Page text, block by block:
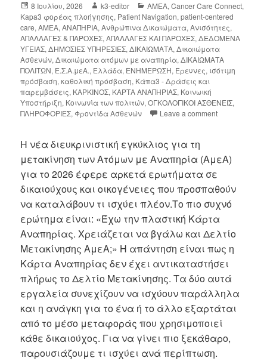
8 Ιουλίου, 2026 k3-editor AMEA,Cancer Care Connect,
Kapa3 φορέας πλοήγησης, Patient Navigation,patient-centered
care,ΑΜΕΑ,ΑΝΑΠΗΡΙΑ,Ανθρώπινα Δικαιώματα,Ανισότητες,
ΑΠΑΛΛΑΓΕΣ & ΠΑΡΟΧΕΣ,ΑΠΑΛΛΑΓΕΣ ΚΑΙ ΠΑΡΟΧΕΣ,ΔΕΔΟΜΕΝΑ
ΥΓΕΙΑΣ,ΔΗΜΟΣΙΕΣ ΥΠΗΡΕΣΙΕΣ,ΔΙΚΑΙΩΜΑΤΑ,Δικαιώματα
Ασθενών,Δικαιώματα ατόμων με αναπηρία,ΔΙΚΑΙΩΜΑΤΑ
ΠΟΛΙΤΩΝ, Ε.Σ.Α.μεΑ., Ελλάδα, ΕΝΗΜΕΡΩΣΗ, Έρευνες, ισότιμη
πρόσβαση,καθολική πρόσβαση, Κάπα3 - Δράσεις και
παρεμβάσεις, ΚΑΡΚΙΝΟΣ, ΚΑΡΤΑ ΑΝΑΠΗΡΙΑΣ, Κοινωική
Υποστήριξη, Κοινωνία των πολιτών,ΟΓΚΟΛΟΓΙΚΟΙ ΑΣΘΕΝΕΙΣ,
ΠΛΗΡΟΦΟΡΙΕΣ, Φροντίδα Ασθενών Leave a comment
Η νέα διευκρινιστική εγκύκλιος για τη
μετακίνηση των Ατόμων με Αναπηρία (ΑμεΑ)
για το 2026 έφερε αρκετά ερωτήματα σε
δικαιούχους και οικογένειες που προσπαθούν
να καταλάβουν τι ισχύει πλέον.Το πιο συχνό
ερώτημα είναι: «Έχω την πλαστική Κάρτα
Αναπηρίας. Χρειάζεται να βγάλω και Δελτίο
Μετακίνησης ΑμεΑ;» Η απάντηση είναι πως η
Κάρτα Αναπηρίας δεν έχει αντικαταστήσει
πλήρως το Δελτίο Μετακίνησης. Τα δύο αυτά
εργαλεία συνεχίζουν να ισχύουν παράλληλα
και η ανάγκη για το ένα ή το άλλο εξαρτάται
από το μέσο μεταφοράς που χρησιμοποιεί
κάθε δικαιούχος. Για να γίνει πιο ξεκάθαρο,
παρουσιάζουμε τι ισχύει ανά περίπτωση.